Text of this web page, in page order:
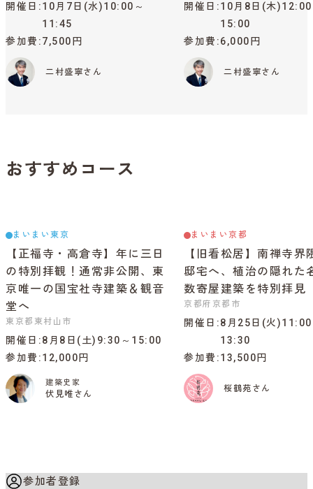
開催日
10月7日(水)10:00～
11:45
参加費 7,500円
二村盛寧さん
開催日
10月8日(木
15:00
参加費 6,000円
二村盛寧さん
おすすめコース
まいまい東京
【正福寺・高倉寺】年に三日
の特別拝観！通常非公開、東
京唯一の国宝社寺建築＆観音
堂へ
東京都東村山市
開催日
8月8日(土)9:30～15:00
参加費 12,000円
建築史家
伏見唯さん
まいまい京都
【旧看松居】南禅寺界
邸宅へ、植治の隠れた
数寄屋建築を特別拝見
京都府京都市
開催日
8月25日(火
13:30
参加費 13,500円
桜鶴苑さん
参加者登録